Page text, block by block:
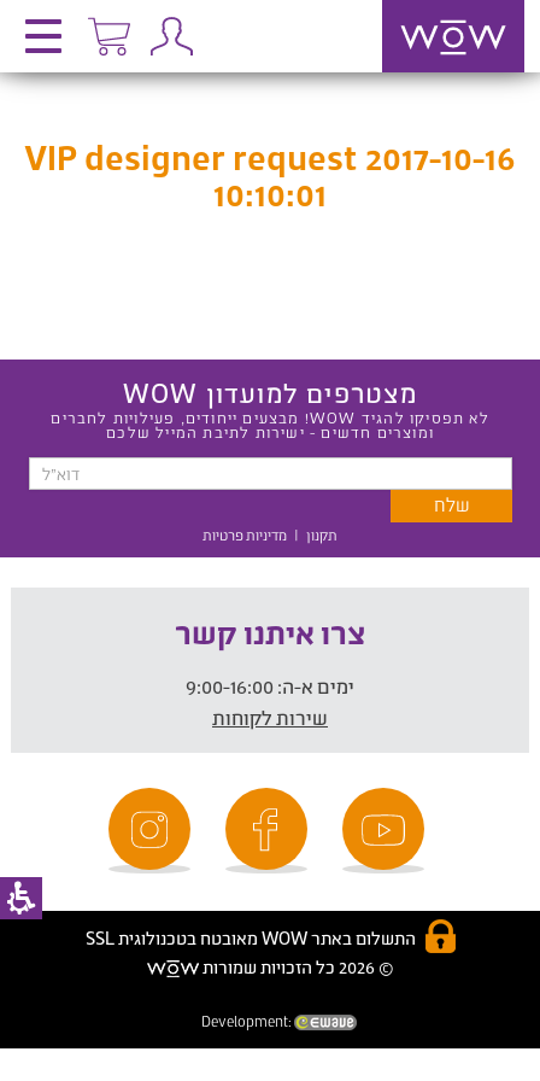
VIP designer request 2017-10-16
10:10:01
מצטרפים למועדון WOW
לא תפסיקו להגיד WOW! מבצעים ייחודים, פעילויות לחברים
ומוצרים חדשים - ישירות לתיבת המייל שלכם
תקנון | מדיניות פרטיות
צרו איתנו קשר
ימים א-ה:
שירות לקוחות
התשלום באתר WOW מאובטח בטכנולוגית SSL
© 2026 כל הזכויות שמורות
Development: